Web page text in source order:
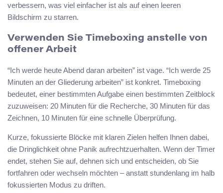
verbessern, was viel einfacher ist als auf einen leeren
Bildschirm zu starren.
Verwenden Sie Timeboxing anstelle von
offener Arbeit
“Ich werde heute Abend daran arbeiten” ist vage. “Ich werde 25
Minuten an der Gliederung arbeiten” ist konkret. Timeboxing
bedeutet, einer bestimmten Aufgabe einen bestimmten Zeitblock
zuzuweisen: 20 Minuten für die Recherche, 30 Minuten für das
Zeichnen, 10 Minuten für eine schnelle Überprüfung.
Kurze, fokussierte Blöcke mit klaren Zielen helfen Ihnen dabei,
die Dringlichkeit ohne Panik aufrechtzuerhalten. Wenn der Timer
endet, stehen Sie auf, dehnen sich und entscheiden, ob Sie
fortfahren oder wechseln möchten – anstatt stundenlang im halb
fokussierten Modus zu driften.